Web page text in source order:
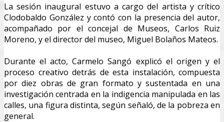
La sesión inaugural estuvo a cargo del artista y crítico
Clodobaldo González y contó con la presencia del autor,
acompañado por el concejal de Museos, Carlos Ruiz
Moreno, y el director del museo, Miguel Bolaños Mateos.
Durante el acto, Carmelo Sangó explicó el origen y el
proceso creativo detrás de esta instalación, compuesta
por diez obras de gran formato y sustentada en una
investigación centrada en la indigencia manipulada en las
calles, una figura distinta, según señaló, de la pobreza en
general.